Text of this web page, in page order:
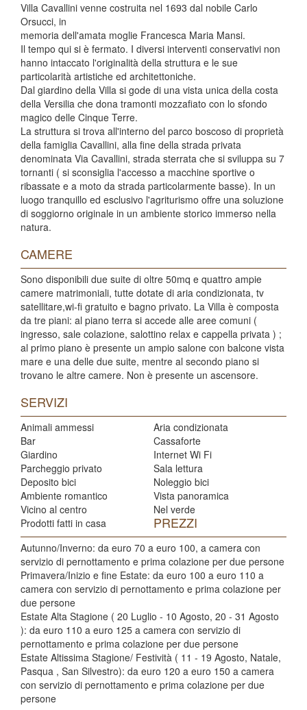
Villa Cavallini venne costruita nel 1693 dal nobile Carlo
Orsucci, in
memoria dell'amata moglie Francesca Maria Mansi.
Il tempo qui si è fermato. I diversi interventi conservativi non
hanno intaccato l'originalità della struttura e le sue
particolarità artistiche ed architettoniche.
Dal giardino della Villa si gode di una vista unica della costa
della Versilia che dona tramonti mozzafiato con lo sfondo
magico delle Cinque Terre.
La struttura si trova all'interno del parco boscoso di proprietà
della famiglia Cavallini, alla fine della strada privata
denominata Via Cavallini, strada sterrata che si sviluppa su 7
tornanti ( si sconsiglia l'accesso a macchine sportive o
ribassate e a moto da strada particolarmente basse). In un
luogo tranquillo ed esclusivo l'agriturismo offre una soluzione
di soggiorno originale in un ambiente storico immerso nella
natura.
CAMERE
Sono disponibili due suite di oltre 50mq e quattro ampie
camere matrimoniali, tutte dotate di aria condizionata, tv
satellitare,wi-fi gratuito e bagno privato. La Villa è composta
da tre piani: al piano terra si accede alle aree comuni (
ingresso, sale colazione, salottino relax e cappella privata ) ;
al primo piano è presente un ampio salone con balcone vista
mare e una delle due suite, mentre al secondo piano si
trovano le altre camere. Non è presente un ascensore.
SERVIZI
Animali ammessi
Aria condizionata
Bar
Cassaforte
Giardino
Internet Wi Fi
Parcheggio privato
Sala lettura
Deposito bici
Noleggio bici
Ambiente romantico
Vista panoramica
Vicino al centro
Nel verde
Prodotti fatti in casa
PREZZI
Autunno/Inverno: da euro 70 a euro 100, a camera con
servizio di pernottamento e prima colazione per due persone
Primavera/Inizio e fine Estate: da euro 100 a euro 110 a
camera con servizio di pernottamento e prima colazione per
due persone
Estate Alta Stagione ( 20 Luglio - 10 Agosto, 20 - 31 Agosto
): da euro 110 a euro 125 a camera con servizio di
pernottamento e prima colazione per due persone
Estate Altissima Stagione/ Festività ( 11 - 19 Agosto, Natale,
Pasqua , San Silvestro): da euro 120 a euro 150 a camera
con servizio di pernottamento e prima colazione per due
persone